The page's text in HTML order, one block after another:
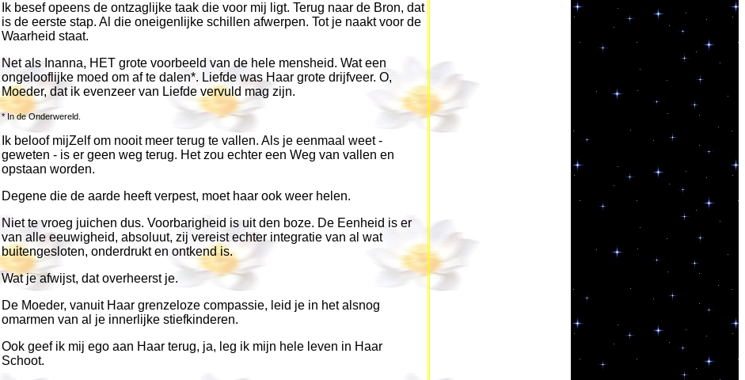
Ik besef opeens de ontzaglijke taak die voor mij ligt. Terug naar de Bron, dat
is de eerste stap. Al die oneigenlijke schillen afwerpen. Tot je naakt voor de
Waarheid staat.
Net als Inanna, HET grote voorbeeld van de hele mensheid. Wat een
ongelooflijke moed om af te dalen*. Liefde was Haar grote drijfveer. O,
Moeder, dat ik evenzeer van Liefde vervuld mag zijn.
* In de Onderwereld.
Ik beloof mijZelf om nooit meer terug te vallen. Als je eenmaal weet -
geweten - is er geen weg terug. Het zou echter een Weg van vallen en
opstaan worden.
Degene die de aarde heeft verpest, moet haar ook weer helen.
Niet te vroeg juichen dus. Voorbarigheid is uit den boze. De Eenheid is er
van alle eeuwigheid, absoluut, zij vereist echter integratie van al wat
buitengesloten, onderdrukt en ontkend is.
Wat je afwijst, dat overheerst je.
De Moeder, vanuit Haar grenzeloze compassie, leid je in het alsnog
omarmen van al je innerlijke stiefkinderen.
Ook geef ik mij ego aan Haar terug, ja, leg ik mijn hele leven in Haar
Schoot.